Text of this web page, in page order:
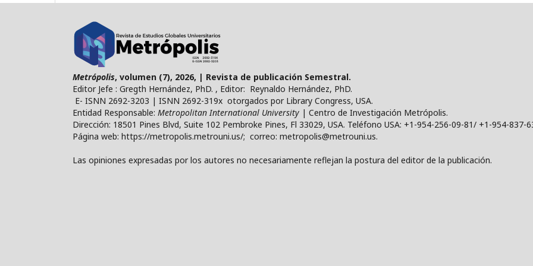
Metrópolis, volumen (7), 2026, | Revista de publicación Semestral.
Editor Jefe : Gregth Hernández, PhD. , Editor: Reynaldo Hernández, PhD.
E- ISNN 2692-3203 | ISNN 2692-319x otorgados por Library Congress, USA.
Entidad Responsable: Metropolitan International University | Centro de Investigación Metrópolis.
Dirección: 18501 Pines Blvd, Suite 102 Pembroke Pines, Fl 33029, USA. Teléfono USA: +1-954-256-09-81/ +1-954-837-
Página web: https://metropolis.metrouni.us/; correo: metropolis@metrouni.us.
Las opiniones expresadas por los autores no necesariamente reflejan la postura del editor de la publicación.